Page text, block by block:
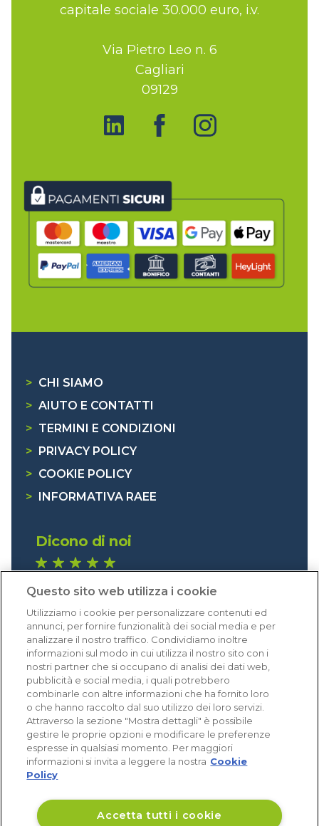
capitale sociale 30.000 euro, i.v.
Via Pietro Leo n. 6
Cagliari
09129
> CHI SIAMO
> AIUTO E CONTATTI
> TERMINI E CONDIZIONI
>
PRIVACY POLICY
> COOKIE POLICY
>
INFORMATIVA RAEE
Dicono di noi
Eccellente (4,8)
Acquisti verificati
Questo sito web utilizza i cookie
Utilizziamo i cookie per personalizzare contenuti ed
annunci, per fornire funzionalità dei social media e per
analizzare il nostro traffico. Condividiamo inoltre
informazioni sul modo in cui utilizza il nostro sito con i
nostri partner che si occupano di analisi dei dati web,
pubblicità e social media, i quali potrebbero
combinarle con altre informazioni che ha fornito loro
o che hanno raccolto dal suo utilizzo dei loro servizi.
Attraverso la sezione "Mostra dettagli" è possibile
gestire le proprie opzioni e modificare le preferenze
espresse in qualsiasi momento. Per maggiori
informazioni si invita a leggere la nostra Cookie
Policy
Accetta tutti i cookie